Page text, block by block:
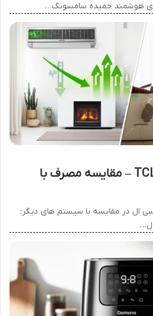
هزینه برق کولر گازی TCL – مقایسه مصرف با
ال در مقایسه با سیستم های دیگر: